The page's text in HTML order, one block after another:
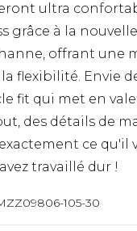
ultra
grâce à la
offrant une
flexibilité. Envie
fit qui met en
des détails de
ce
travaillé dur !
105-30